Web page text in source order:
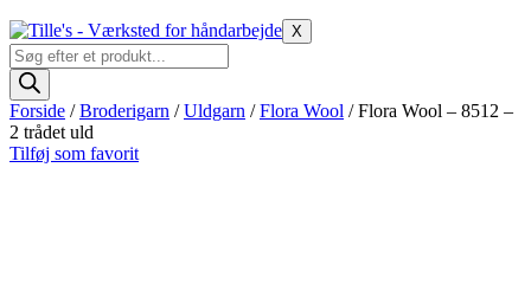
X
Products
search
Forside /Broderigarn /Uldgarn /Flora Wool / Flora Wool – 8512 –
2 trådet uld
Tilføj som favorit